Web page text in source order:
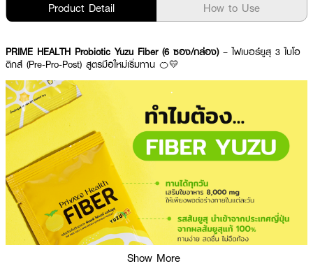
Product Detail How to Use
PRIME HEALTH Probiotic Yuzu Fiber (6 ซอง/กล่อง) – ไฟเบอร์ยูสุ 3 ไบโอ
ติกส์ (Pre-Pro-Post) สูตรมือใหม่เริ่มทาน 🍊💛
Show More